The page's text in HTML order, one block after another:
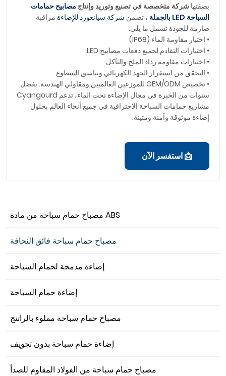
بصفتها شركة متخصصة في تصنيع وتوريد وإنتاج مصابيح حمامات
السباحة LED بالجملة
، تضمن شركة سيانغورد للإضاءة مراقبة
صارمة للجودة تشمل ما يلي:
• اختبار مقاومة الماء (IP68)
• اختبارات التقادم لجميع دفعات مصابيح LED
• اختبارات مقاومة رذاذ الملح والتآكل
• التحقق من استقرار الجهد الكهربائي وتناسق السطوع
• تخصيص OEM/ODM للموزعين العالميين ومقاولي الهندسة. بفضل
سنوات من الخبرة في مجال الإضاءة تحت الماء، تدعم Cyangourd
مشاريع حمامات السباحة الاحترافية في جميع أنحاء العالم بحلول
إضاءة موثوقة وآمنة ومتينة.
📩 استفسر الآن
مصباح حمام سباحة من مادة ABS
مصباح حمام سباحة فائق النحافة
إضاءة مدمجة لحمام السباحة
إضاءة حمام السباحة
مصباح حمام سباحة مملوء بالراتنج
إضاءة حمام سباحة بدون تجويف
مصباح حمام سباحة من الفولاذ المقاوم للصدأ